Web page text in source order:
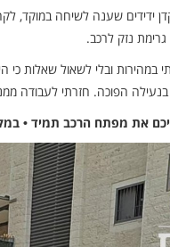
ידידים שענה לשיחה במוקד,
נזק לרכב.
במהירות ובלי לשאול שאלות
הפוכה. חזרתי לעבודה
את מפתח הרכב תמיד • במקרה הצורך